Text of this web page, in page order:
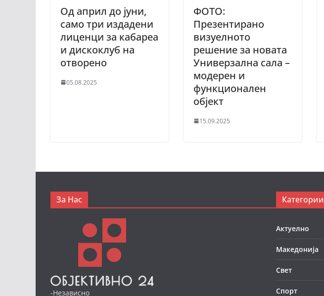
Од април до јуни,
само три издадени
лиценци за кабареа
и дискоклуб на
отворено
05.08.2025
ФОТО:
Презентирано
визуелното
решение за новата
Универзална сала –
модерен и
функционален
објект
15.09.2025
За Нас
-Независно
Категории
Актуелно
Македонија
Свет
Спорт